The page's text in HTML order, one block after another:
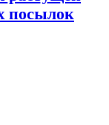
посылок